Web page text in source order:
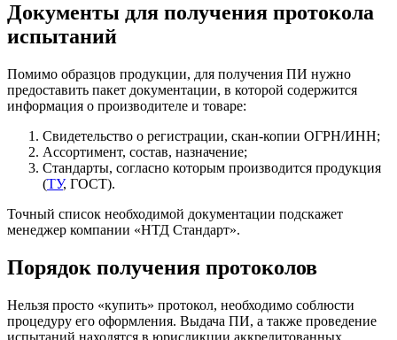
Документы для получения протокола
испытаний
Помимо образцов продукции, для получения ПИ нужно
предоставить пакет документации, в которой содержится
информация о производителе и товаре:
Свидетельство о регистрации, скан-копии ОГРН/ИНН;
Ассортимент, состав, назначение;
Стандарты, согласно которым производится продукция
(ТУ, ГОСТ).
Точный список необходимой документации подскажет
менеджер компании «НТД Стандарт».
Порядок получения протоколов
Нельзя просто «купить» протокол, необходимо соблюсти
процедуру его оформления. Выдача ПИ, а также проведение